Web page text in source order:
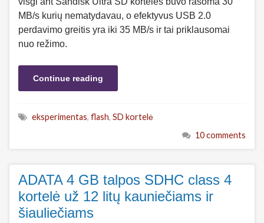
MB/s kurių nematydavau, o efektyvus USB 2.0
perdavimo greitis yra iki 35 MB/s ir tai priklausomai
nuo režimo.
Continue reading
eksperimentas, flash, SD kortelė
10 comments
ADATA 4 GB talpos SDHC class 4
kortelė už 12 litų kauniečiams ir
šiauliečiams